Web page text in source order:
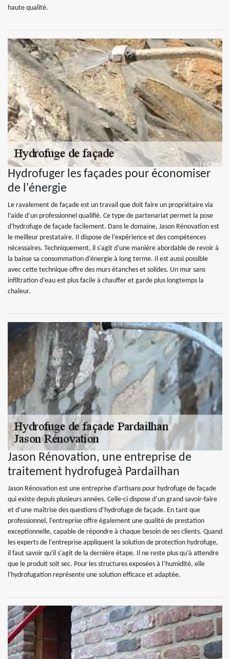
haute qualité.
Hydrofuger les façades pour économiser
de l'énergie
Le ravalement de façade est un travail que doit faire un propriétaire via
l’aide d’un professionnel qualifié. Ce type de partenariat permet la pose
d'hydrofuge de façade facilement. Dans le domaine, Jason Rénovation est
le meilleur prestataire. Il dispose de l’expérience et des compétences
nécessaires. Techniquement, il s'agit d'une manière abordable de revoir à
la baisse sa consommation d’énergie à long terme. Il est aussi possible
avec cette technique offre des murs étanches et solides. Un mur sans
infiltration d’eau est plus facile à chauffer et garde plus longtemps la
chaleur.
Jason Rénovation, une entreprise de
traitement hydrofugeà Pardailhan
Jason Rénovation est une entreprise d’artisans pour hydrofuge de façade
qui existe depuis plusieurs années. Celle-ci dispose d’un grand savoir-faire
et d’une maîtrise des questions d’hydrofuge de façade. En tant que
professionnel, l'entreprise offre également une qualité de prestation
exceptionnelle, capable de répondre à chaque besoin de ses clients. Quand
les experts de l'entreprise appliquent la solution de protection hydrofuge,
il faut savoir qu'il s'agit de la dernière étape. Il ne reste plus qu’à attendre
que le produit soit sec. Pour les structures exposées à l’humidité, elle
l'hydrofugation représente une solution efficace et adaptée.